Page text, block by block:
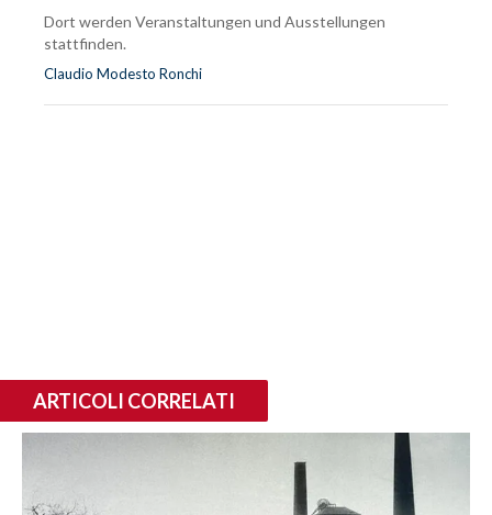
Dort werden Veranstaltungen und Ausstellungen
stattfinden.
Claudio Modesto Ronchi
ARTICOLI CORRELATI